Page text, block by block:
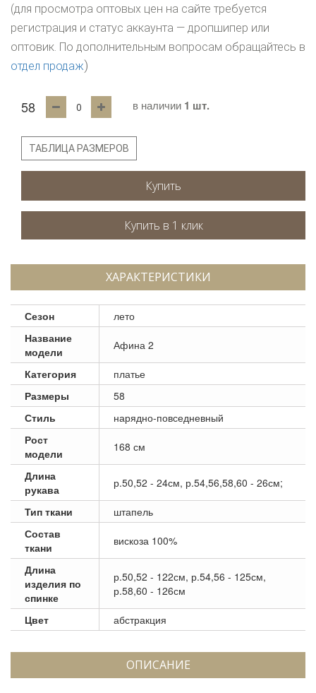
(для просмотра оптовых цен на сайте требуется
регистрация и статус аккаунта — дропшипер или
оптовик. По дополнительным вопросам обращайтесь в
отдел продаж)
58 в наличии 1 шт.
ТАБЛИЦА РАЗМЕРОВ
Купить
ХАРАКТЕРИСТИКИ
Сезон
лето
Название
модели
Афина 2
Категория
платье
Размеры
58
Стиль
нарядно-повседневный
Рост
модели
168 см
Длина
рукава
р.50,52 - 24см, р.54,56,58,60 - 26см;
Тип ткани
штапель
Состав
ткани
вискоза 100%
Длина
изделия по
спинке
р.50,52 - 122см, р.54,56 - 125см,
р.58,60 - 126см
Цвет абстракция
ОПИСАНИЕ